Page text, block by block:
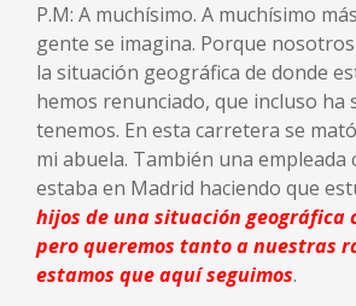
P.M: A muchísimo. A muchísimo
gente se imagina. Porque
la situación geográfica de donde
hemos renunciado, que incluso ha
tenemos. En esta carretera se
mi abuela. También una empleada
estaba en Madrid haciendo que
hijos de una situación geográfica
pero queremos tanto a nuestras
estamos que aquí seguimos.